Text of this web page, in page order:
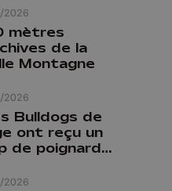
2026
2026
mètres
de la
Montagne
2026
Bulldogs de
ont reçu un
de poignard